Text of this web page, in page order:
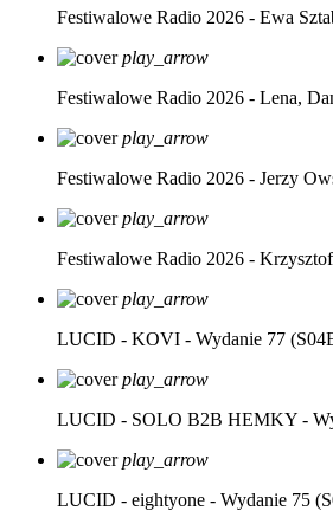
Festiwalowe Radio 2026 - Ewa
play_arrow
Festiwalowe Radio 2026 - Lena,
play_arrow
Festiwalowe Radio 2026 - Jerzy
play_arrow
Festiwalowe Radio 2026 -
play_arrow
LUCID - KOVI - Wydanie 77
play_arrow
LUCID - SOLO B2B HEMKY -
play_arrow
LUCID - eightyone - Wydanie 75